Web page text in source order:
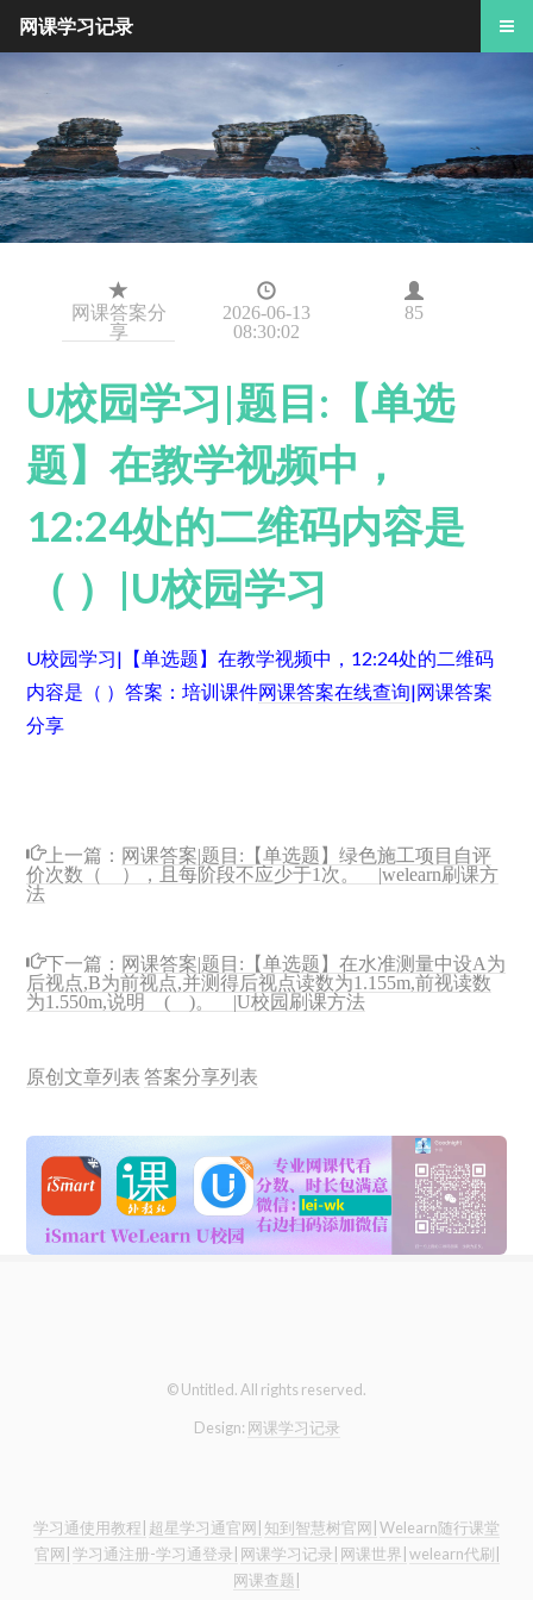
网课答案分
享
2026-06-13
08:30:02
85
U校园学习|题目:【单选
题】在教学视频中，
12:24处的二维码内容是
（ ）|U校园学习
U校园学习|【单选题】在教学视频中，12:24处的二维码
内容是（ ）答案：培训课件网课答案在线查询|网课答案
分享
上一篇： 网课答案|题目:【单选题】绿色施工项目自评
价次数（ ），且每阶段不应少于1次。 |welearn刷课方
法
下一篇： 网课答案|题目:【单选题】在水准测量中设A为
后视点,B为前视点,并测得后视点读数为1.155m,前视读数
为1.550m,说明 ( )。 |U校园刷课方法
原创文章列表 答案分享列表
© Untitled. All rights reserved.
Design: 网课学习记录
学习通使用教程| 超星学习通官网| 知到智慧树官网| Welearn随行课堂
官网| 学习通注册-学习通登录| 网课学习记录| 网课世界| welearn代刷|
网课查题|
网课学习记录